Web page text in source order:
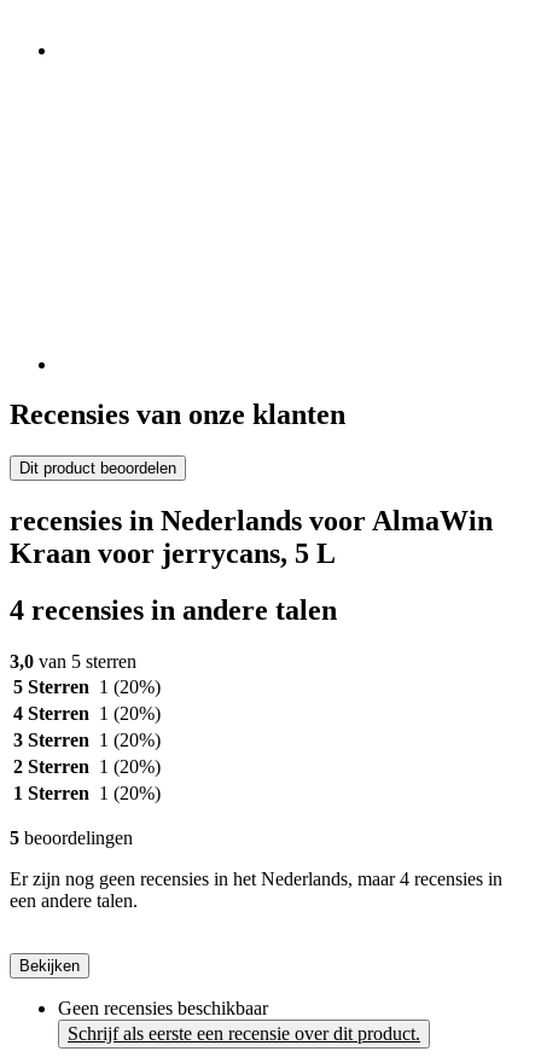
Recensies van onze klanten
Dit product beoordelen
recensies in Nederlands voor AlmaWin
Kraan voor jerrycans, 5 L
4 recensies in andere talen
3,0 van 5 sterren
5 Sterren 1 (20%)
4 Sterren 1 (20%)
3 Sterren 1 (20%)
2 Sterren 1 (20%)
1 Sterren 1 (20%)
5 beoordelingen
Er zijn nog geen recensies in het Nederlands, maar 4 recensies in
een andere talen.
Bekijken
Geen recensies beschikbaar
Schrijf als eerste een recensie over dit product.